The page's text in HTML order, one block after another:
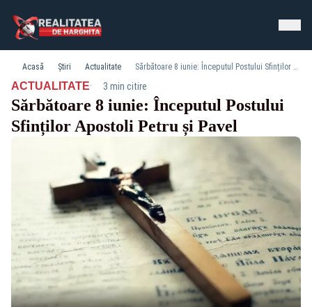
Acasă Știri Actualitate Sărbătoare 8 iunie: Începutul Postului Sfinților Apostoli Petru și Pavel
ACTUALITATE· 3 min citire
Sărbătoare 8 iunie: Începutul Postului
Sfinților Apostoli Petru și Pavel